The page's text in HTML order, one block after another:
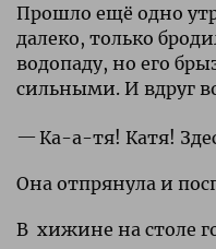
Прошло ещё одно
далеко, только
водопаду, но его
сильными. И вдруг
Ка-а-тя! Катя!
Она отпрянула и
В хижине на столе